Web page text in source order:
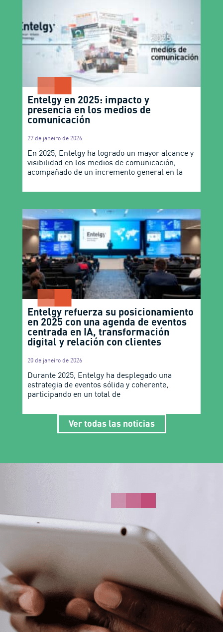
Entelgy en 2025: impacto y
presencia en los medios de
comunicación
27 de janeiro de 2026
En 2025, Entelgy ha logrado un mayor alcance y
visibilidad en los medios de comunicación,
acompañado de un incremento general en la
Entelgy refuerza su posicionamiento
en 2025 con una agenda de eventos
centrada en IA, transformación
digital y relación con clientes
20 de janeiro de 2026
Durante 2025, Entelgy ha desplegado una
estrategia de eventos sólida y coherente,
participando en un total de
Ver todas las noticias